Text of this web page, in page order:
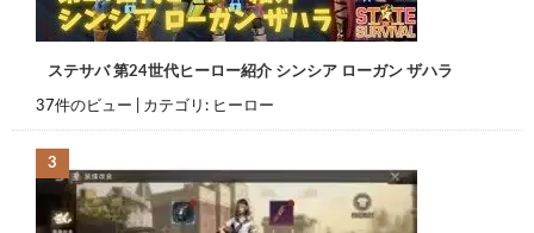
ステサバ 第24世代ヒーロー紹介 シンシア ローガン ザハラ
37件のビュー カテゴリ: ヒーロー